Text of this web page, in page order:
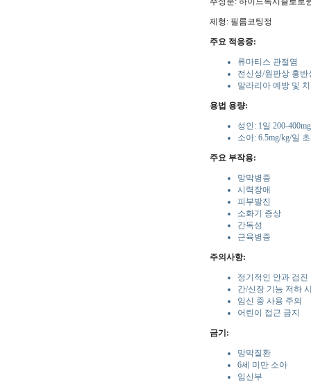
제형: 필름코팅정
주요 적응증:
류마티스 관절염
전신성/원판상 홍반
말라리아 예방 및
용법 용량:
성인: 1일 200-400mg
소아: 6.5mg/kg/일
주요 부작용:
망막병증
시력장애
피부발진
소화기 증상
간독성
근육병증
주의사항:
정기적인 안과 검진
간/신장 기능 저하
임신 중 사용 주의
어린이 접근 금지
금기:
망막질환
6세 미만 소아
임신부